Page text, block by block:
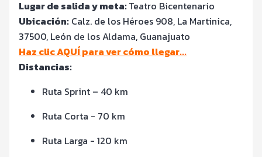
Lugar de salida y meta:Teatro Bicentenario
Ubicación: Calz. de los Héroes 908, La Martinica,
37500, León de los Aldama, Guanajuato
Haz clic AQUÍ para ver cómo llegar...
Distancias:
Ruta Sprint – 40 km
Ruta Corta - 70 km
Ruta Larga - 120 km